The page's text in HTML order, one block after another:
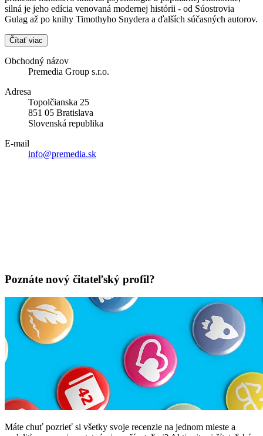
silná je jeho edícia venovaná modernej histórii - od Súostrovia
Gulag až po knihy Timothyho Snydera a ďalších súčasných autorov.
Čítať viac
Obchodný názov
Premedia Group s.r.o.
Adresa
Topolčianska 25
851 05 Bratislava
Slovenská republika
E-mail
info@premedia.sk
Poznáte nový čitateľský profil?
Máte chuť pozrieť si všetky svoje recenzie na jednom mieste a